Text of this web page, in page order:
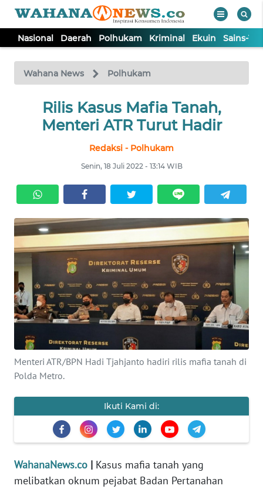
Nasional Daerah Polhukam Kriminal Ekuin Sains-
Wahana News Polhukam
Rilis Kasus Mafia Tanah,
Menteri ATR Turut Hadir
Redaksi - Polhukam
Senin, 18 Juli 2022 - 13:14 WIB
Menteri ATR/BPN Hadi Tjahjanto hadiri rilis mafia tanah di
Polda Metro.
Ikuti Kami di:
WahanaNews.co | Kasus mafia tanah yang
melibatkan oknum pejabat Badan Pertanahan
TV
Tutup
NASIONAL
KRIMINAL
EKUIN
SAINS-TEKNO
KESEHATAN
INTERNASIONAL
SERBA-SERBI
OLAHRAGA
OPINI